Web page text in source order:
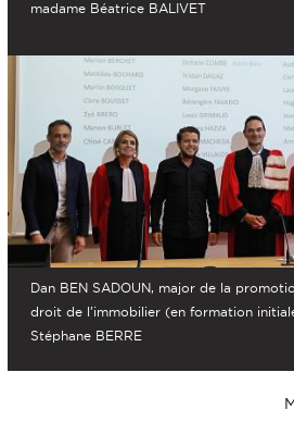
madame Béatrice BALIVET
Dan BEN SADOUN, major de la
droit de l’immobilier (en formation
Stéphane BERRE